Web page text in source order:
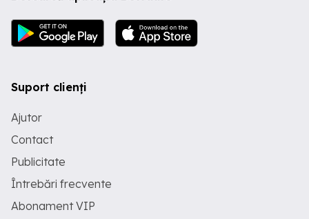
spate6.50R12 9,50R24 FranareUscata
Suport clienți
Ajutor
Contact
Publicitate
Întrebări frecvente
Abonament VIP